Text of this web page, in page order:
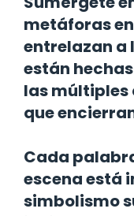
metáforas
entrelazan a
están
las
que
Cada
escena está
simbolismo